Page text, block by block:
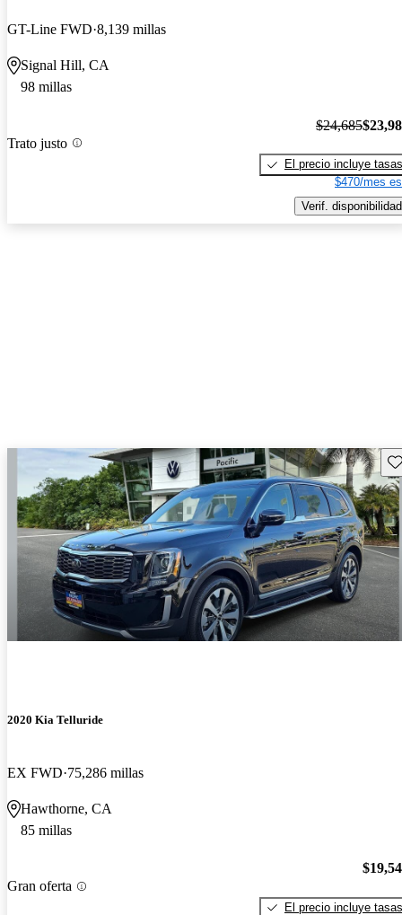
GT-Line FWD 8,139 millas
Signal Hill, CA
98 millas
Trato justo
$24,685
El precio incluye tasas
$470/mes
Verif. disponibilidad
2020 Kia Telluride
EX FWD 75,286 millas
Hawthorne, CA
85 millas
Gran oferta
El precio incluye tasas